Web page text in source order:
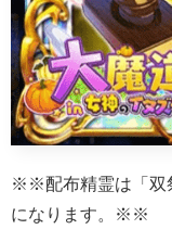
※※配布精霊は「双
になります。※※